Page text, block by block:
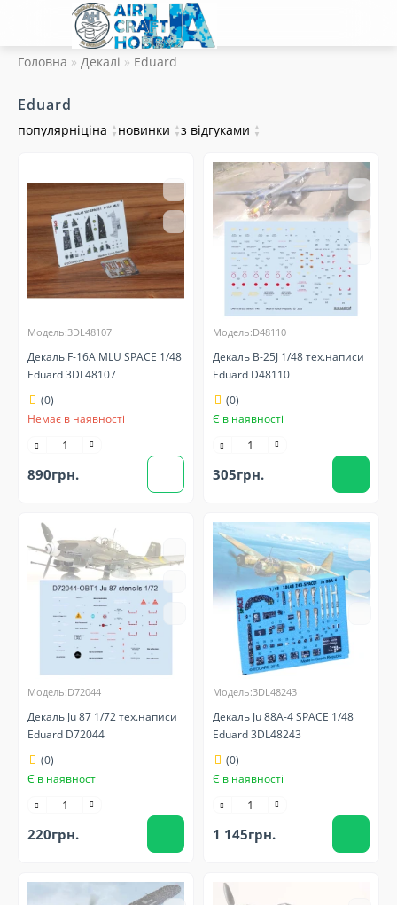
Головна Декалі Eduard
Eduard
популярніціна ▲
▼ новинки ▲
▼з відгуками ▲
▼
Модель:3DL48107
Декаль F-16A MLU SPACE 1/48
Eduard 3DL48107
(0)
Немає в наявності
890грн.
Модель:D48110
Декаль B-25J 1/48 тех.написи
Eduard D48110
(0)
Є в наявності
305грн.
Модель:D72044
Декаль Ju 87 1/72 тех.написи
Eduard D72044
(0)
Є в наявності
220грн.
Модель:3DL48243
Декаль Ju 88A-4 SPACE 1/48
Eduard 3DL48243
(0)
Є в наявності
1 145грн.